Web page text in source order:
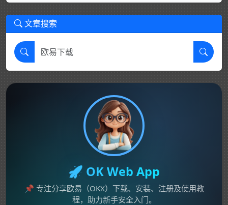
文章搜索
🚀 OK Web App
📌 专注分享欧易（OKX）下载、安装、注册及使用教
程，助力新手安全入门。